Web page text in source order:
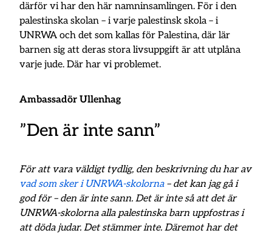
därför vi har den här namninsamlingen. För i den
palestinska skolan – i varje palestinsk skola – i
UNRWA och det som kallas för Palestina, där lär
barnen sig att deras stora livsuppgift är att utplåna
varje jude. Där har vi problemet.
Ambassadör Ullenhag
”Den är inte sann”
För att vara väldigt tydlig, den beskrivning du har av
vad som sker i UNRWA-skolorna– det kan jag gå i
god för – den är inte sann. Det är inte så att det är
UNRWA-skolorna alla palestinska barn uppfostras i
att döda judar. Det stämmer inte. Däremot har det